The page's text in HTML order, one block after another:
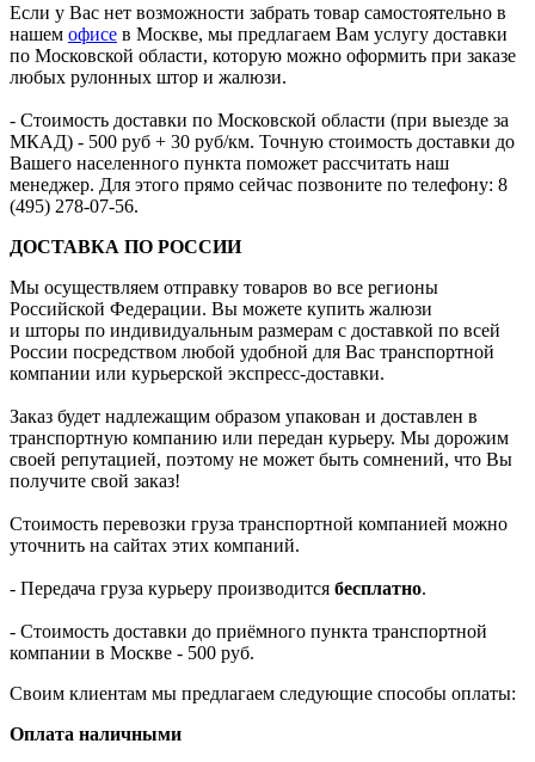
Если у Вас нет возможности забрать товар самостоятельно в
нашем офисе в Москве, мы предлагаем Вам услугу доставки
по Московской области, которую можно оформить при заказе
любых рулонных штор и жалюзи.
- Стоимость доставки по Московской области (при выезде за
МКАД) - 500 руб + 30 руб/км. Точную стоимость доставки до
Вашего населенного пункта поможет рассчитать наш
менеджер. Для этого прямо сейчас позвоните по телефону: 8
(495) 278-07-56.
ДОСТАВКА ПО РОССИИ
Мы осуществляем отправку товаров во все регионы
Российской Федерации. Вы можете купить жалюзи
и шторы по индивидуальным размерам с доставкой по всей
России посредством любой удобной для Вас транспортной
компании или курьерской экспресс-доставки.
Заказ будет надлежащим образом упакован и доставлен в
транспортную компанию или передан курьеру. Мы дорожим
своей репутацией, поэтому не может быть сомнений, что Вы
получите свой заказ!
Стоимость перевозки груза транспортной компанией можно
уточнить на сайтах этих компаний.
- Передача груза курьеру производится бесплатно.
- Стоимость доставки до приёмного пункта транспортной
компании в Москве - 500 руб.
Своим клиентам мы предлагаем следующие способы оплаты:
Оплата наличными